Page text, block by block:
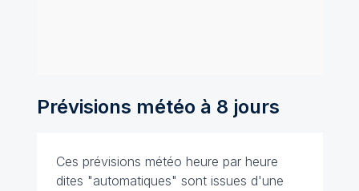
Prévisions météo à 8 jours
Ces prévisions météo heure par heure
dites "automatiques" sont issues d'une